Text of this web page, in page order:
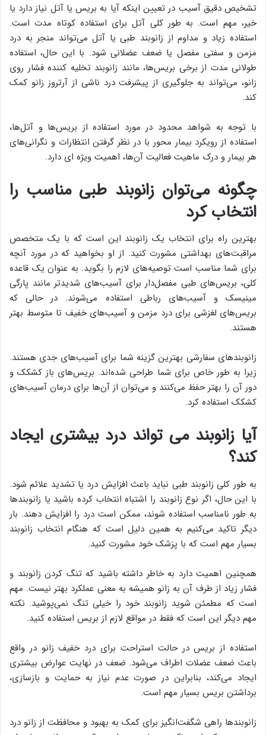
تشخیص دقیق آسیب در تعیین اینکه آیا به بریس یا آتل نیاز دارد یا
خیر، مهم است. به طور کلی آتل برای استفاده کوتاه مدت است.
استفاده زیاد و مداوم از زانوبند طبی یا آتل می‌تواند منجر به درد
مزمن و سفتی مفصل یا ضعف عضلانی شود. با این حال، استفاده
طولانی مدت از برخی بریس‌ها، مانند زانوبند تخلیه کننده فشار روی
زانو، می‌تواند به جلوگیری از پیشرفت درد ناشی از آرتروز زانو کمک
کند.
با توجه به شواهد محدود در مورد استفاده از بریس‌ها و آتل‌ها،
استفاده از رویکرد بیمار محور با در نظر گرفتن انتظارات و نگرانی‌های
هر بیمار و درک ماهیت فعالیت آن‌ها، اهمیت ویژه ای دارد.
چگونه می‌توان زانوبند طبی مناسب را
انتخاب کرد
بهترین راه برای انتخاب یک زانوبند این است که با یک متخصص
مراقبت‌های بهداشتی مشورت کنید. از او بخواهید که در مورد آنچه
برای شما مناسب است توصیه‌های لازم را بگوید. به عنوان یک قاعده
کلی، بریس‌های طبی مفصل‌دار برای آسیب‌های شدیدتر مانند پارگی
مینیسک و آسیب‌های رباطی استفاده می‌شوند. در حالی که
بریس‌های لغزشی برای درد مزمن و آسیب‌های خفیف تا متوسط ​​بهتر
هستند.
زانوبندهای سفارشی بهترین گزینه شما برای آسیب‌های جدی هستند.
زیرا به طور خاص برای شما طراحی شده‌اند. بریس‌های باز کشکک و
دور آن را بهتر حفظ می‌کنند و می‌توان از آن‌ها برای درمان آسیب‌های
کشکک استفاده کرد.
آیا زانوبند می تواند درد بیشتری ایجاد
کند؟
به طور کلی زانوبند طبی نباید باعث افزایش درد یا تشدید علائم شود.
با این حال، اگر نوع زانوبند را اشتباه انتخاب کرده باشید یا زانوبندها
به طور نامناسب استفاده شوند، ممکن است درد را افزایش دهند. بار
دیگر تاکید می‌کنیم به همین دلیل است که هنگام انتخاب زانوبند
بسیار مهم است که با پزشک خود مشورت کنید.
همچنین اهمیت دارد به خاطر داشته باشید که تنگ کردن زانوبند و
فشار زیاد از طرف آن به زانو همیشه به معنی عملکرد بهتر نیست. مهم
است که مطمئن شوید زانوبند خود را خیلی تنگ نمی‌پوشید. نکته
مهم دیگر این است که فقط در مواقع لازم از بریس استفاده کنید.
استفاده از بریس در حالت استراحت برای درد خفیف زانو در واقع
باعث ضعف عضلات اطراف می‌شود. ضعف در نهایت عوارض بیشتری
ایجاد می‌کند، بنابراین در صورت عدم نیاز به حمایت و بازسازی،
برداشتن بریس بسیار مهم است.
زانوبندها راهی شگفت‌انگیز برای کمک به بهبود و محافظت از زانو درد